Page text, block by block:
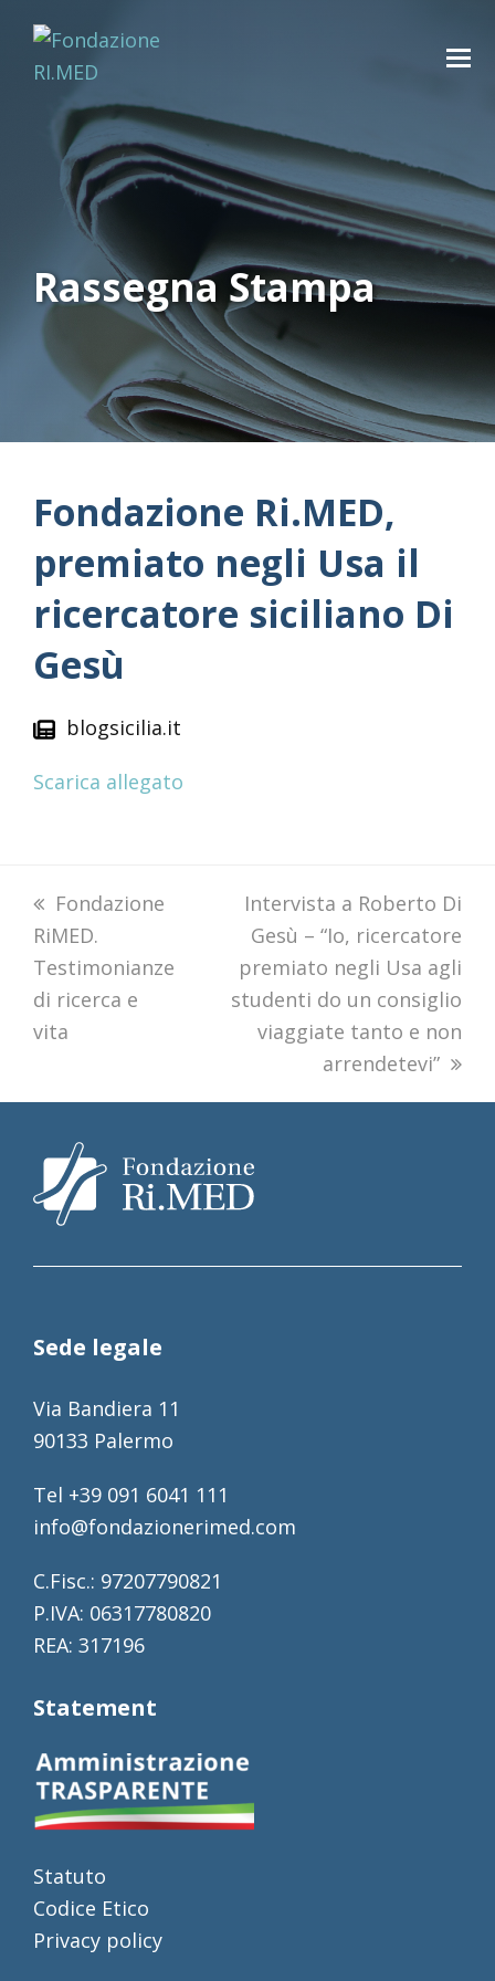
Rassegna Stampa
Fondazione Ri.MED,
premiato negli Usa il
ricercatore siciliano Di
Gesù
blogsicilia.it
Scarica allegato
previous
post:
Fondazione
RiMED.
Testimonianze
di ricerca e
vita
next
post:
Intervista a Roberto Di
Gesù – “Io, ricercatore
premiato negli Usa agli
studenti do un consiglio
viaggiate tanto e non
arrendetevi”
Sede legale
Via Bandiera 11
90133 Palermo
Tel +39 091 6041 111
info@fondazionerimed.com
C.Fisc.: 97207790821
P.IVA: 06317780820
REA: 317196
Statement
Statuto
Codice Etico
Privacy policy